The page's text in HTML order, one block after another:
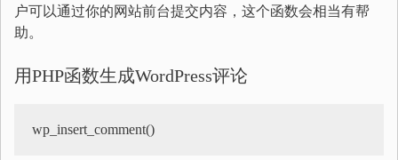
户可以通过你的网站前台提交内容，这个函数会相当有帮
助。
用PHP函数生成WordPress评论
wp_insert_comment()